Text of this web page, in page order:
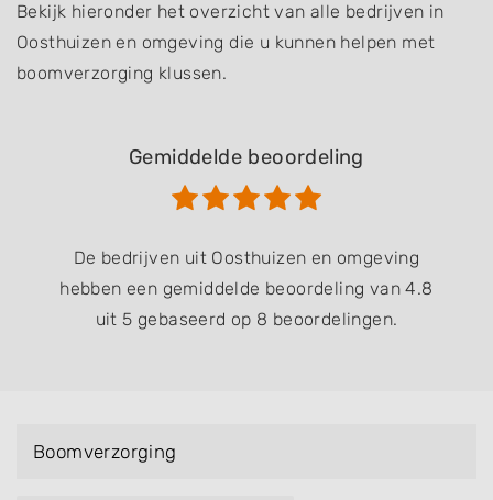
Bekijk hieronder het overzicht van alle bedrijven in
Oosthuizen en omgeving die u kunnen helpen met
boomverzorging klussen.
Gemiddelde beoordeling
De bedrijven uit Oosthuizen en omgeving
hebben een gemiddelde beoordeling van 4.8
uit 5 gebaseerd op 8 beoordelingen.
Boomverzorging